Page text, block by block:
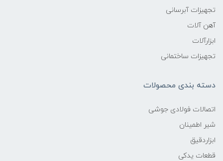
تجهیزات آبرسانی
آهن آلات
ابزارآلات
تجهیزات ساختمانی
دسته بندی محصولات
اتصالات فولادی جوشی
شیر اطمینان
ابزاردقیق
قطعات یدکی